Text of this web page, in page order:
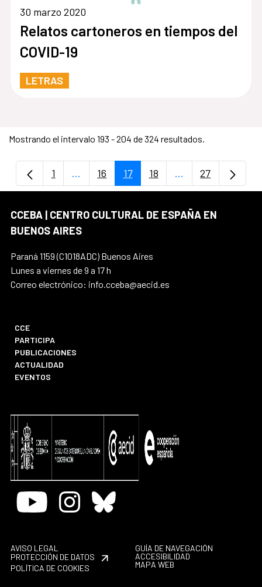
30 marzo 2020
Relatos cartoneros en tiempos del
COVID-19
LETRAS
Mostrando el intervalo 193 - 204 de 324 resultados.
Página
1 ...Páginas intermedias Use TAB para
Página
16 Página
17 Página
18 ...PáginasPágina
27
CCEBA | CENTRO CULTURAL DE ESPAÑA EN
BUENOS AIRES
Paraná 1159 (C1018ADC) Buenos Aires
Lunes a viernes de 9 a 17 h
Correo electrónico: info.cceba@aecid.es
CCE
PARTICIPA
PUBLICACIONES
ACTUALIDAD
EVENTOS
Youtube InstagramBluesky
AVISO LEGAL
PROTECCIÓN DE DATOS
POLÍTICA DE COOKIES
GUÍA DE NAVEGACIÓN
ACCESIBILIDAD
MAPA WEB